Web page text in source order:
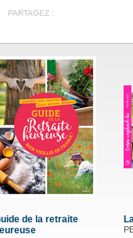
PARTAGEZ :
de la retraite